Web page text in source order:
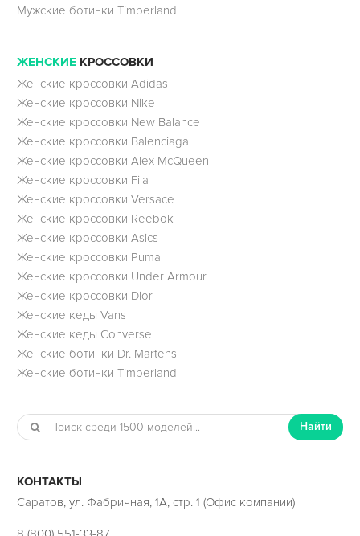
Мужские ботинки Timberland
ЖЕНСКИЕ КРОССОВКИ
Женские кроссовки Adidas
Женские кроссовки Nike
Женские кроссовки New Balance
Женские кроссовки Balenciaga
Женские кроссовки Alex McQueen
Женские кроссовки Fila
Женские кроссовки Versace
Женские кроссовки Reebok
Женские кроссовки Asics
Женские кроссовки Puma
Женские кроссовки Under Armour
Женские кроссовки Dior
Женские кеды Vans
Женские кеды Converse
Женские ботинки Dr. Martens
Женские ботинки Timberland
Найти
КОНТАКТЫ
Саратов, ул. Фабричная, 1А, стр. 1 (Офис компании)